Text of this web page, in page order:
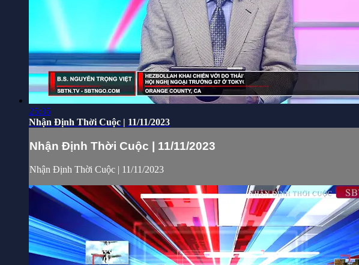
25:35
Nhận Định Thời Cuộc | 11/11/2023
Nhận Định Thời Cuộc | 11/11/2023
Nhận Định Thời Cuộc | 11/11/2023